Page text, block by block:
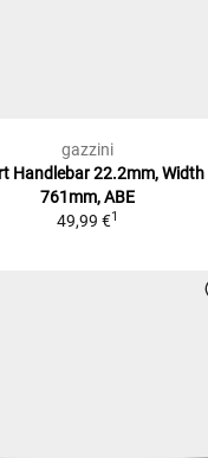
gazzini
Handlebar 22.2mm, Width
761mm, ABE
49,99 €1